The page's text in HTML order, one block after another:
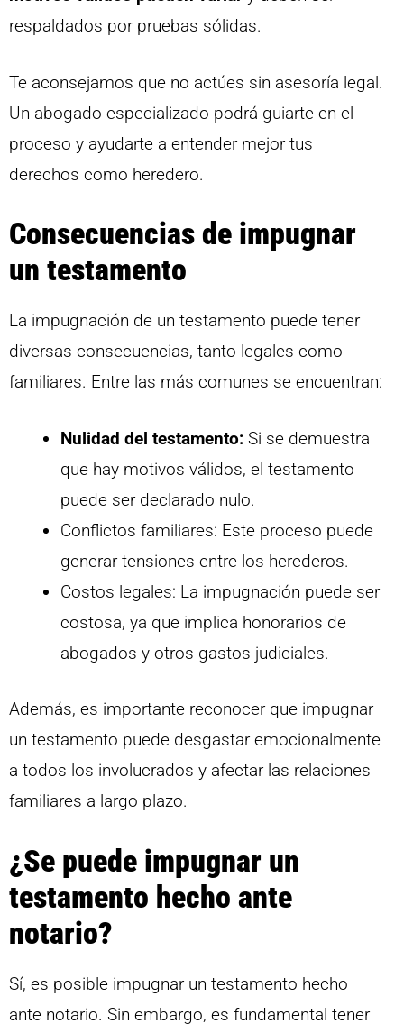
respaldados por pruebas sólidas.
Te aconsejamos que no actúes sin asesoría legal.
Un abogado especializado podrá guiarte en el
proceso y ayudarte a entender mejor tus
derechos como heredero.
Consecuencias de impugnar
un testamento
La impugnación de un testamento puede tener
diversas consecuencias, tanto legales como
familiares. Entre las más comunes se encuentran:
Nulidad del testamento: Si se demuestra
que hay motivos válidos, el testamento
puede ser declarado nulo.
Conflictos familiares: Este proceso puede
generar tensiones entre los herederos.
Costos legales: La impugnación puede ser
costosa, ya que implica honorarios de
abogados y otros gastos judiciales.
Además, es importante reconocer que impugnar
un testamento puede desgastar emocionalmente
a todos los involucrados y afectar las relaciones
familiares a largo plazo.
¿Se puede impugnar un
testamento hecho ante
notario?
Sí, es posible impugnar un testamento hecho
ante notario. Sin embargo, es fundamental tener